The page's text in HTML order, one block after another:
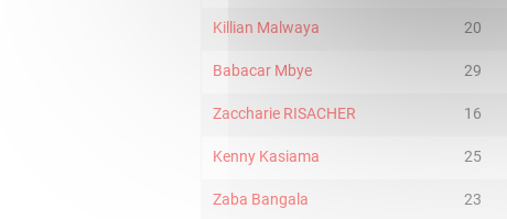
Killian Malwaya 20
Babacar Mbye 29
Zaccharie RISACHER 16
Kenny Kasiama 25
Zaba Bangala 23